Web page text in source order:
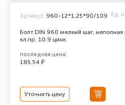
Болт DIN 960 мелкий шаг,
кл.пр. 10.9 цинк
Артикул: 960-12*1,25*90/109 Ед.
последняя цена:
185.54 ₽
Уточнить цену